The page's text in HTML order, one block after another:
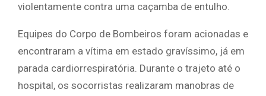
violentamente contra uma caçamba de entulho.
Equipes do Corpo de Bombeiros foram acionadas e
encontraram a vítima em estado gravíssimo, já em
parada cardiorrespiratória. Durante o trajeto até o
hospital, os socorristas realizaram manobras de